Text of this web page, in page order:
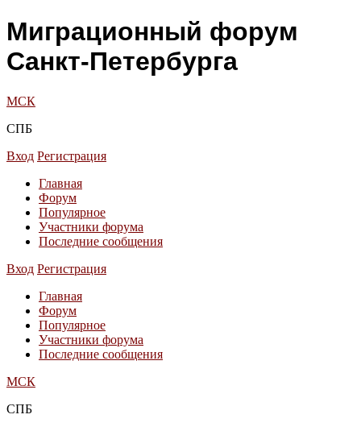
Миграционный форум
Санкт-Петербурга
МСК
СПБ
Вход Регистрация
Главная
Форум
Популярное
Участники форума
Последние сообщения
Вход Регистрация
Главная
Форум
Популярное
Участники форума
Последние сообщения
МСК
СПБ